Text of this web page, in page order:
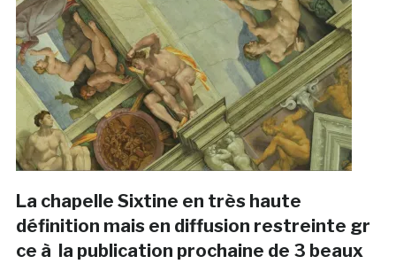
La chapelle Sixtine en très haute
définition mais en diffusion restreinte gr
ce à la publication prochaine de 3 beaux